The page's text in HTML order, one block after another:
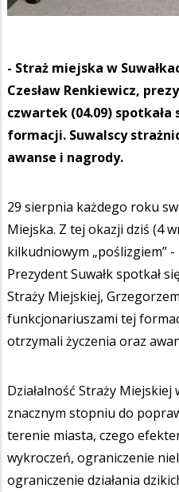
- Straż miejska w
Czesław Renkiewicz,
czwartek (04.09)
formacji. Suwalscy
awanse i nagrody.
29 sierpnia każdego roku
Miejska. Z tej okazji dziś (4
kilkudniowym „poślizgiem” -
Prezydent Suwałk spotkał
Straży Miejskiej,
funkcjonariuszami tej
otrzymali życzenia oraz
Działalność Straży Miejskiej
znacznym stopniu do
terenie miasta, czego
wykroczeń, ograniczenie
ograniczenie działania